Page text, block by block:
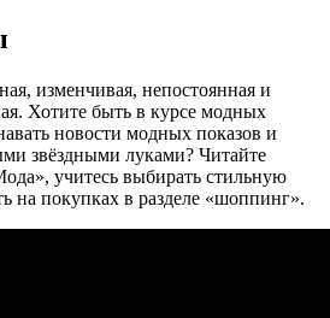
изменчивая, непостоянная и
Хотите быть в курсе модных
новости модных показов и
звёздными луками? Читайте
учитесь выбирать стильную
на покупках в разделе «шоппинг».